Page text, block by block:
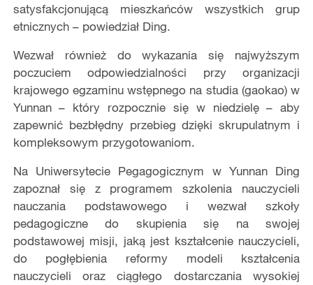
satysfakcjonującą mieszkańców wszystkich grup
etnicznych – powiedział Ding.
Wezwał również do wykazania się najwyższym
poczuciem odpowiedzialności przy organizacji
krajowego egzaminu wstępnego na studia (gaokao) w
Yunnan – który rozpocznie się w niedzielę – aby
zapewnić bezbłędny przebieg dzięki skrupulatnym i
kompleksowym przygotowaniom.
Na Uniwersytecie Pegagogicznym w Yunnan Ding
zapoznał się z programem szkolenia nauczycieli
nauczania podstawowego i wezwał szkoły
pedagogiczne do skupienia się na swojej
podstawowej misji, jaką jest kształcenie nauczycieli,
do pogłębienia reformy modeli kształcenia
nauczycieli oraz ciągłego dostarczania wysokiej